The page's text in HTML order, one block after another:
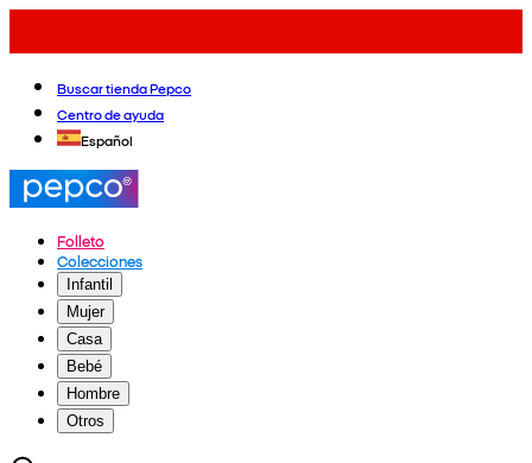
Buscar tienda Pepco
Centro de ayuda
Español
Folleto
Colecciones
Infantil
Mujer
Casa
Bebé
Hombre
Otros